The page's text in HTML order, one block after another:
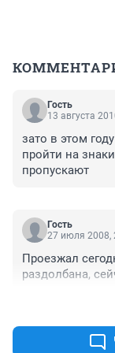
Гость
13 августа
зато в этом
пройти на
пропускают
Гость
27 июля 2008,
Проезжал
раздолбана,